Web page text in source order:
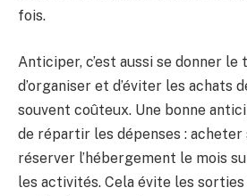
fois.
Anticiper, c’est aussi se donner
d’organiser et d’éviter les achats
souvent coûteux. Une bonne
de répartir les dépenses :
réserver l’hébergement le mois
les activités. Cela évite les sorties